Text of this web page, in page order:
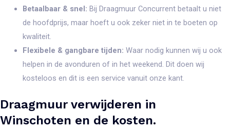
Betaalbaar & snel: Bij Draagmuur Concurrent betaalt u niet
de hoofdprijs, maar hoeft u ook zeker niet in te boeten op
kwaliteit.
Flexibele & gangbare tijden: Waar nodig kunnen wij u ook
helpen in de avonduren of in het weekend. Dit doen wij
kosteloos en dit is een service vanuit onze kant.
Draagmuur verwijderen in
Winschoten en de kosten.